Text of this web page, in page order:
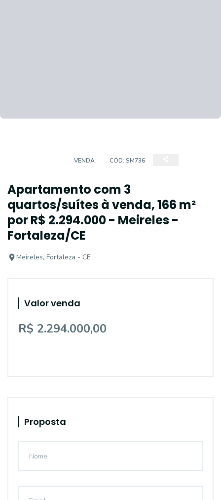
VENDA CÓD: SM736
Apartamento com 3
quartos/suítes à venda, 166 m²
por R$ 2.294.000 - Meireles -
Fortaleza/CE
Meireles, Fortaleza - CE
Valor venda
R$ 2.294.000,00
Proposta